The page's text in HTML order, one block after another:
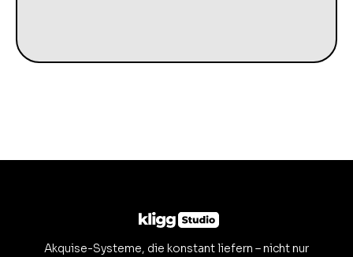
Akquise-Systeme, die konstant liefern – nicht nur